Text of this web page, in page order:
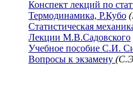
Конспект лекций по
Термодинамика, Р.Кубо
Статистическая
Лекции М.В.Садовского
Учебное пособие С.И.
Вопросы к экзамену